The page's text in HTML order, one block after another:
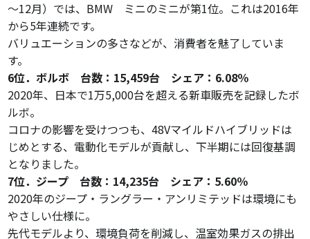
～12月）では、BMW ミニのミニが第1位。これは2016年
から5年連続です。
バリュエーションの多さなどが、消費者を魅了していま
す。
6位．ボルボ 台数：15,459台 シェア：6.08％
2020年、日本で1万5,000台を超える新車販売を記録したボ
ルボ。
コロナの影響を受けつつも、48Vマイルドハイブリッドは
じめとする、電動化モデルが貢献し、下半期には回復基調
となりました。
7位．ジープ 台数：14,235台 シェア：5.60％
2020年のジープ・ラングラー・アンリミテッドは環境にも
やさしい仕様に。
先代モデルより、環境負荷を削減し、温室効果ガスの排出